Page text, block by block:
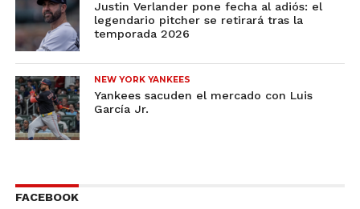
Justin Verlander pone fecha al adiós: el
legendario pitcher se retirará tras la
temporada 2026
NEW YORK YANKEES
Yankees sacuden el mercado con Luis
García Jr.
FACEBOOK